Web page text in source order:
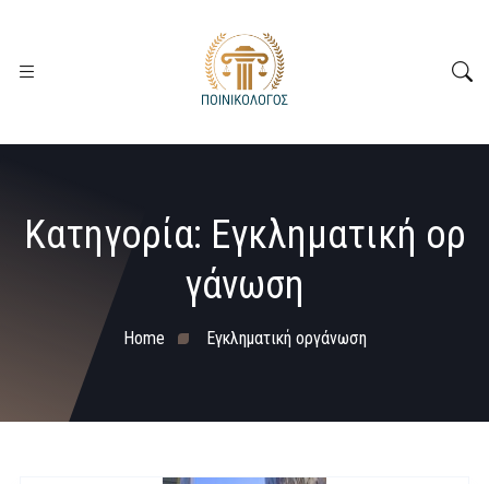
Κατηγορία: Εγκληματική ορ
γάνωση
Home Εγκληματική οργάνωση